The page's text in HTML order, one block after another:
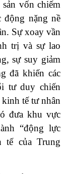
vốn chiếm
động nặng nề
Sự xoay vần
trị và sự lao
sự suy giảm
đã khiến các
tư duy chiến
tế tư nhân
đưa khu vực
“động lực
tế của Trung